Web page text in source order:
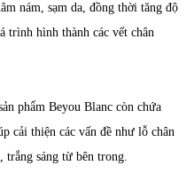
nám, sạm da, đồng thời tăng độ
trình hình thành các vết chân
phẩm Beyou Blanc còn chứa
cải thiện các vấn đề như lỗ chân
sáng từ bên trong.